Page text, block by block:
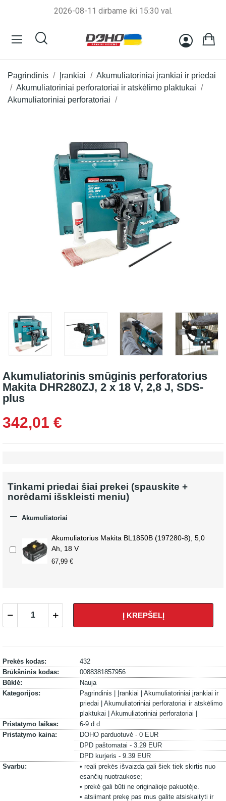
2026-08-11 dirbame iki 15:30 val.
Pagrindinis Įrankiai
Akumuliatoriniai įrankiai ir priedai
Akumuliatoriniai perforatoriai ir atskėlimo plaktukai
Akumuliatoriniai perforatoriai
Akumuliatorinis smūginis perforatorius
Makita DHR280ZJ, 2 x 18 V, 2,8 J, SDS-
plus
342,01 €
Tinkami priedai šiai prekei (spauskite +
norėdami išskleisti meniu)
 Akumuliatoriai
Akumuliatorius Makita BL1850B (197280-8), 5,0
Ah, 18 V
67,99 €
Į KREPŠELĮ
Prekės kodas:
432
Brūkšninis kodas:
0088381857956
Būklė:
Nauja
Kategorijos:
Pagrindinis | Įrankiai | Akumuliatoriniai įrankiai ir
priedai | Akumuliatoriniai perforatoriai ir atskėlimo
plaktukai | Akumuliatoriniai perforatoriai |
Pristatymo laikas:
6-9 d.d.
Pristatymo kaina:
DOHO parduotuvė - 0 EUR
DPD paštomatai - 3.29 EUR
DPD kurjeris - 9.39 EUR
Svarbu:
• reali prekės išvaizda gali šiek tiek skirtis nuo
esančių nuotraukose;
• prekė gali būti ne originalioje pakuotėje.
• atsiimant prekę pas mus galite atsiskaityti ir